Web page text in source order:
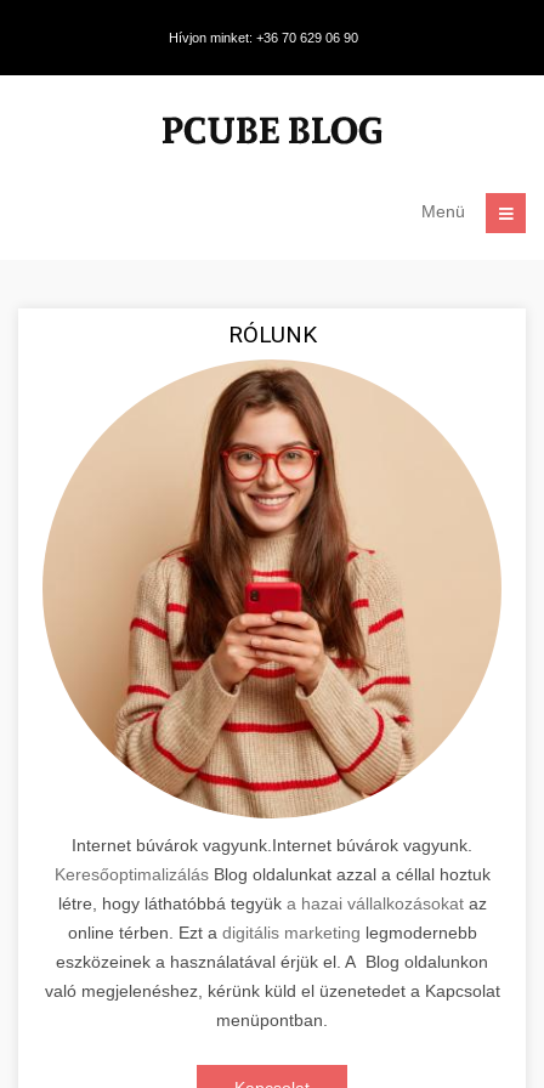
Hívjon minket: +36 70 629 06 90
Menü
RÓLUNK
Internet búvárok vagyunk.Internet búvárok vagyunk.
KeresőoptimalizálásBlog oldalunkat azzal a céllal hoztuk
létre, hogy láthatóbbá tegyük a hazai vállalkozásokataz
online térben. Ezt a digitális marketing legmodernebb
eszközeinek a használatával érjük el. A Blog oldalunkon
való megjelenéshez, kérünk küld el üzenetedet a Kapcsolat
menüpontban.